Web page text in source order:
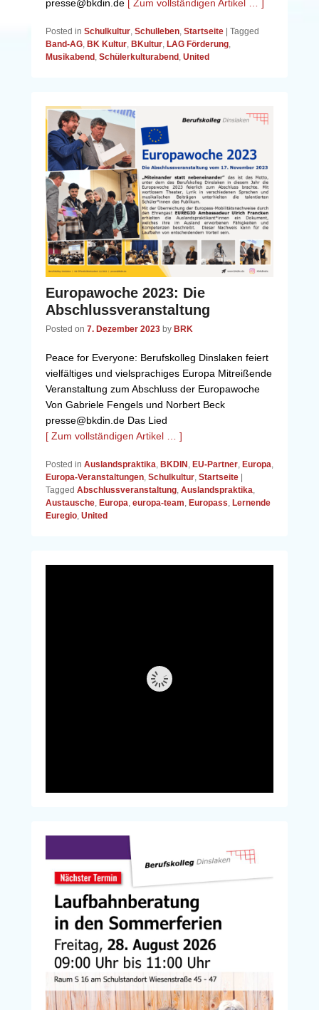
presse@bkdin.de [ Zum vollständigen Artikel … ]
Posted in Schulkultur, Schulleben, Startseite | Tagged
Band-AG, BK Kultur, BKultur, LAG Förderung,
Musikabend, Schülerkulturabend, United
Europawoche 2023: Die
Abschlussveranstaltung
Posted on 7. Dezember 2023 by BRK
Peace for Everyone: Berufskolleg Dinslaken feiert
vielfältiges und vielsprachiges Europa Mitreißende
Veranstaltung zum Abschluss der Europawoche
Von Gabriele Fengels und Norbert Beck
presse@bkdin.de Das Lied
[ Zum vollständigen Artikel … ]
Posted in Auslandspraktika, BKDIN, EU-Partner, Europa,
Europa-Veranstaltungen, Schulkultur, Startseite |
Tagged Abschlussveranstaltung, Auslandspraktika,
Austausche, Europa, europa-team, Europass, Lernende
Euregio, United